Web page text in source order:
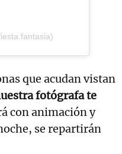
que acudan vistan
fotógrafa te
con animación y
se repartirán